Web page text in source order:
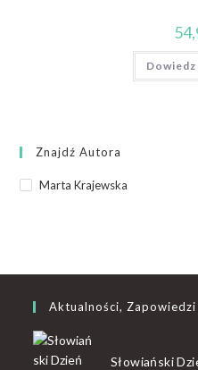
Dowiedz
Znajdź Autora
Marta Krajewska
Aktualności, Zapowiedzi
Słowiański